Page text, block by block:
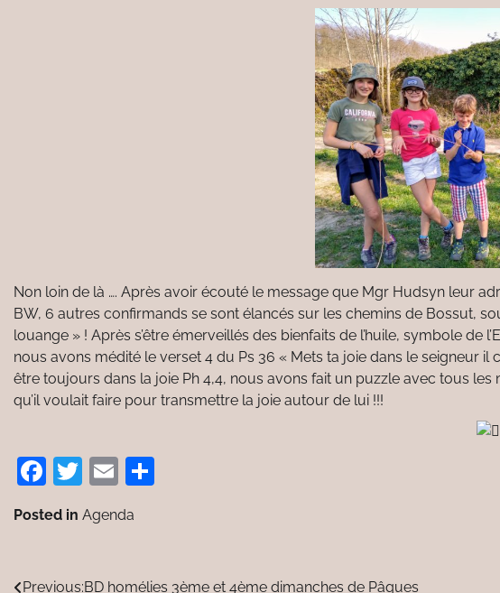
Non loin de là …. Après avoir écouté le message que Mgr Hudsyn leur
BW, 6 autres confirmands se sont élancés sur les chemins de Bossut,
louange » ! Après s’être émerveillés des bienfaits de l’huile, symbole
nous avons médité le verset 4 du Ps 36 « Mets ta joie dans le seigneur
être toujours dans la joie Ph 4,4, nous avons fait un puzzle avec tous
qu’il voulait faire pour transmettre la joie autour de lui !!!
Facebook
Twitter
Email
Posted in Agenda
Previous:BD homélies 3ème et 4ème dimanches de Pâques